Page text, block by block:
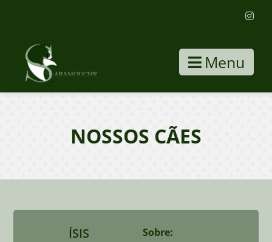
Menu
NOSSOS CÃES
ÍSIS Sobre: